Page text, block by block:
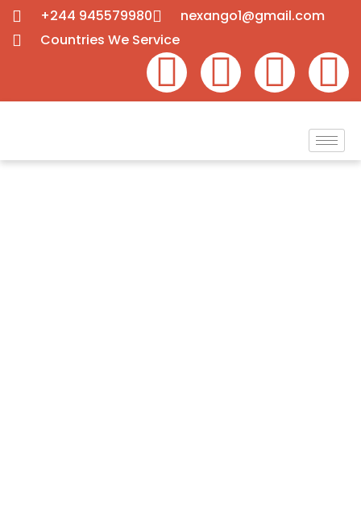
+244 945579980
nexango1@gmail.com
Countries We Service